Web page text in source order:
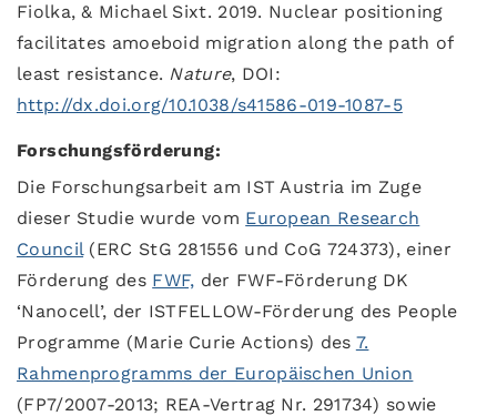
Fiolka, & Michael Sixt. 2019. Nuclear positioning
facilitates amoeboid migration along the path of
least resistance. Nature, DOI:
http://dx.doi.org/10.1038/s41586-019-1087-5
Forschungsförderung:
Die Forschungsarbeit am IST Austria im Zuge
dieser Studie wurde vom European Research
Council(ERC StG 281556 und CoG 724373), einer
Förderung des FWF, der FWF-Förderung DK
‘Nanocell’, der ISTFELLOW-Förderung des People
Programme (Marie Curie Actions) des 7.
Rahmenprogramms der Europäischen Union
(FP7/2007-2013; REA-Vertrag Nr. 291734) sowie